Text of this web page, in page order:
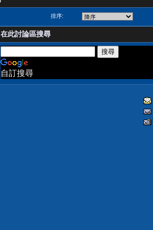
排序:
在此討論區搜尋
自訂搜尋